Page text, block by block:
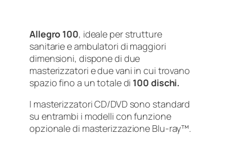
Allegro 100, ideale per strutture
sanitarie e ambulatori di maggiori
dimensioni, dispone di due
masterizzatori e due vani in cui trovano
spazio fino a un totale di 100 dischi.
I masterizzatori CD/DVD sono standard
su entrambi i modelli con funzione
opzionale di masterizzazione Blu-ray™.